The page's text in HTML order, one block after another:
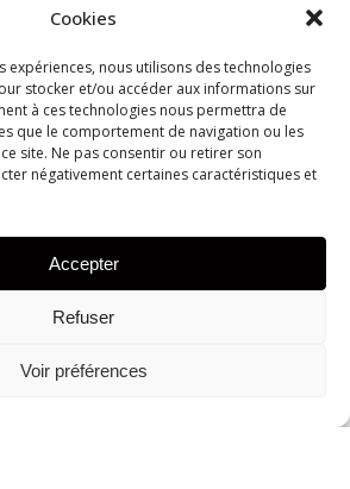
Cookies
expériences, nous utilisons des technologies
stocker et/ou accéder aux informations sur
à ces technologies nous permettra de
que le comportement de navigation ou les
site. Ne pas consentir ou retirer son
négativement certaines caractéristiques et
Accepter
Refuser
Voir préférences
eiusmod
incididunt
ut labore et
dolore
magna
enim ad
minim
veniam